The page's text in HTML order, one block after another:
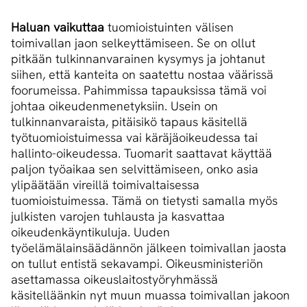
Haluan vaikuttaa tuomioistuinten välisen
toimivallan jaon selkeyttämiseen. Se on ollut
pitkään tulkinnanvarainen kysymys ja johtanut
siihen, että kanteita on saatettu nostaa väärissä
foorumeissa. Pahimmissa tapauksissa tämä voi
johtaa oikeudenmenetyksiin. Usein on
tulkinnanvaraista, pitäisikö tapaus käsitellä
työtuomioistuimessa vai käräjäoikeudessa tai
hallinto-oikeudessa. Tuomarit saattavat käyttää
paljon työaikaa sen selvittämiseen, onko asia
ylipäätään vireillä toimivaltaisessa
tuomioistuimessa. Tämä on tietysti samalla myös
julkisten varojen tuhlausta ja kasvattaa
oikeudenkäyntikuluja. Uuden
työelämälainsäädännön jälkeen toimivallan jaosta
on tullut entistä sekavampi. Oikeusministeriön
asettamassa oikeuslaitostyöryhmässä
käsitelläänkin nyt muun muassa toimivallan jakoon